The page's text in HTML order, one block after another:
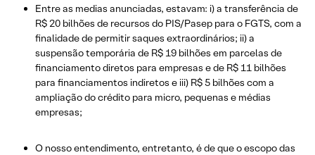
Entre as medias anunciadas, estavam: i) a transferência de
R$ 20 bilhões de recursos do PIS/Pasep para o FGTS, com a
finalidade de permitir saques extraordinários; ii) a
suspensão temporária de R$ 19 bilhões em parcelas de
financiamento diretos para empresas e de R$ 11 bilhões
para financiamentos indiretos e iii) R$ 5 bilhões com a
ampliação do crédito para micro, pequenas e médias
empresas;
O nosso entendimento, entretanto, é de que o escopo das